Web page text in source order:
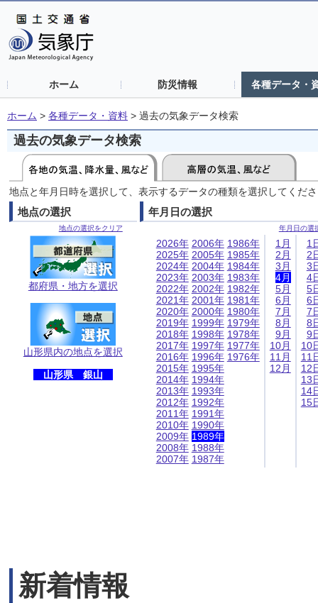
ホーム 防災情報 各種データ・
ホーム > 各種データ・資料 > 過去の気象データ検索
過去の気象データ検索
地点と年月日時を選択して、表示するデータの種類を選択してくだ
地点の選択
地点の選択をクリア
都府県・地方を選択
山形県内の地点を選択
山形県 銀山
年月日の選択
年月日の選
2026年
2025年
2024年
2023年
2022年
2021年
2020年
2019年
2018年
2017年
2016年
2015年
2014年
2013年
2012年
2011年
2010年
2009年
2008年
2007年
2006年
2005年
2004年
2003年
2002年
2001年
2000年
1999年
1998年
1997年
1996年
1995年
1994年
1993年
1992年
1991年
1990年
1989年
1988年
1987年
1986年
1985年
1984年
1983年
1982年
1981年
1980年
1979年
1978年
1977年
1976年
1月
2月
3月
4月
5月
6月
7月
8月
9月
10月
11月
12月
1
2
3
4
5
6
7
8
9
10
11
12
13
14
15
新着情報